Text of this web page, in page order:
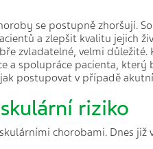
se postupně zhoršují.
a zlepšit kvalitu jejich
zvladatelné, velmi důležité.
a spolupráce pacienta,
postupovat v případě
riziko
chorobami. Dnes již